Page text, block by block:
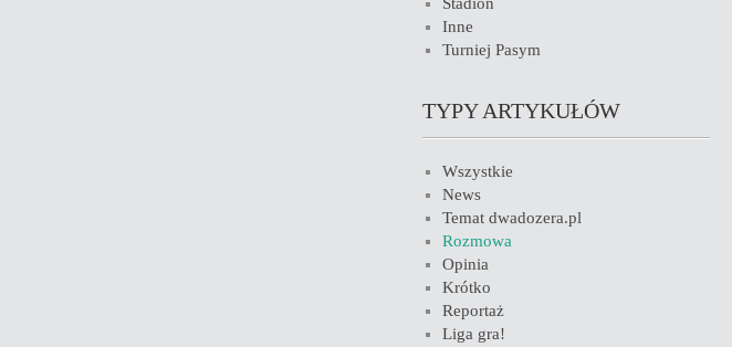
Inne
Turniej Pasym
TYPY ARTYKUŁÓW
Wszystkie
News
Temat dwadozera.pl
Rozmowa
Opinia
Krótko
Reportaż
Liga gra!